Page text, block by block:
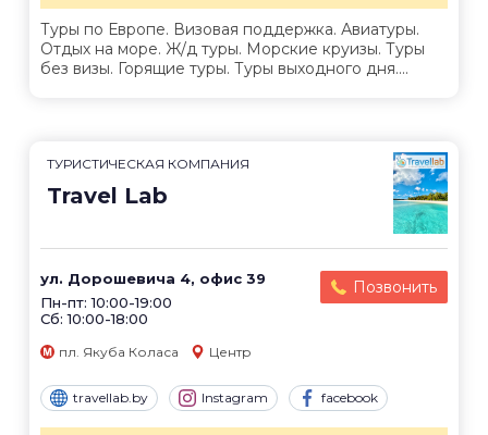
Туры по Европе. Визовая поддержка. Авиатуры.
Отдых на море. Ж/д туры. Морские круизы. Туры
без визы. Горящие туры. Туры выходного дня....
ТУРИСТИЧЕСКАЯ КОМПАНИЯ
Travel Lab
ул. Дорошевича 4, офис 39
Пн-пт: 10:00-19:00
Сб: 10:00-18:00
Позвонить
пл. Якуба Коласа Центр
travellab.by Instagram facebook